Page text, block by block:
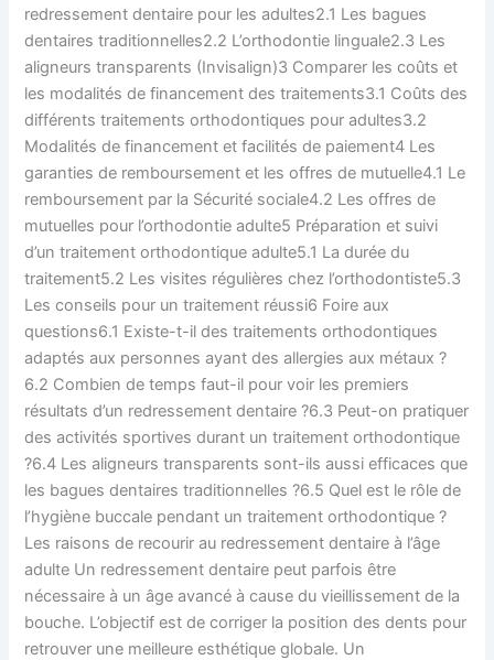
redressement dentaire pour les adultes2.1 Les bagues
dentaires traditionnelles2.2 L’orthodontie linguale2.3 Les
aligneurs transparents (Invisalign)3 Comparer les coûts et
les modalités de financement des traitements3.1 Coûts des
différents traitements orthodontiques pour adultes3.2
Modalités de financement et facilités de paiement4 Les
garanties de remboursement et les offres de mutuelle4.1 Le
remboursement par la Sécurité sociale4.2 Les offres de
mutuelles pour l’orthodontie adulte5 Préparation et suivi
d’un traitement orthodontique adulte5.1 La durée du
traitement5.2 Les visites régulières chez l’orthodontiste5.3
Les conseils pour un traitement réussi6 Foire aux
questions6.1 Existe-t-il des traitements orthodontiques
adaptés aux personnes ayant des allergies aux métaux ?
6.2 Combien de temps faut-il pour voir les premiers
résultats d’un redressement dentaire ?6.3 Peut-on pratiquer
des activités sportives durant un traitement orthodontique
?6.4 Les aligneurs transparents sont-ils aussi efficaces que
les bagues dentaires traditionnelles ?6.5 Quel est le rôle de
l’hygiène buccale pendant un traitement orthodontique ?
Les raisons de recourir au redressement dentaire à l’âge
adulte Un redressement dentaire peut parfois être
nécessaire à un âge avancé à cause du vieillissement de la
bouche. L’objectif est de corriger la position des dents pour
retrouver une meilleure esthétique globale. Un